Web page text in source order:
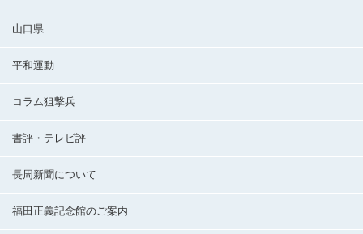
山口県
平和運動
コラム狙撃兵
書評・テレビ評
長周新聞について
福田正義記念館のご案内